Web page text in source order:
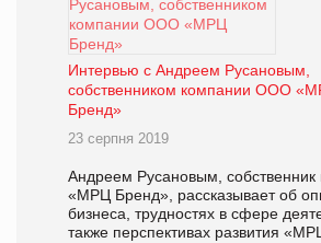
Интервью с Андреем Русановым,
собственником компании ООО
Бренд»
23 серпня 2019
Андреем Русановым,
«МРЦ Бренд», рассказывает об
бизнеса, трудностях в сфере
также перспективах развития